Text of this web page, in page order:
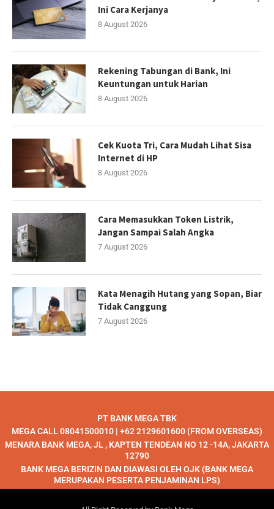
Ini Cara Kerjanya
8 August 2026
Rekening Tabungan di Bank, Ini
Keuntungan untuk Harian
8 August 2026
Cek Kuota Tri, Cara Mudah Lihat Sisa
Internet di HP
8 August 2026
Cara Memasukkan Token Listrik,
Jangan Sampai Salah Angka
7 August 2026
Kata Menagih Hutang yang Sopan, Biar
Tidak Canggung
7 August 2026
PT BANK MEGA TBK
MEGA CALL 08041500010 | +62 2129601600 (FROM OVERSEAS)
MENARA BANK MEGA, JL , KAPTEN TENDEAN NO 12 -14A, JAKARTA
12790
BANK MEGA BERIZIN DAN DIAWASI OLEH OJK (BANK MEGA
MERUPAKAN PESERTA PENJAMINAN LPS)